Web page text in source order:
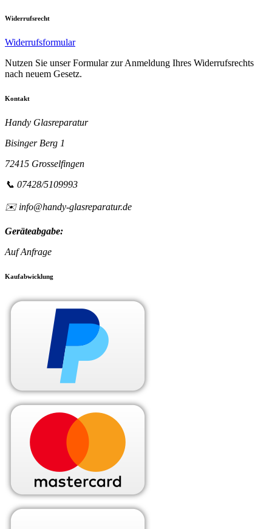
Widerrufsrecht
Widerrufsformular
Nutzen Sie unser Formular zur Anmeldung Ihres Widerrufsrechts
nach neuem Gesetz.
Kontakt
Handy Glasreparatur
Bisinger Berg 1
72415 Grosselfingen
📞 07428/5109993
✉️ info@handy-glasreparatur.de
Geräteabgabe:
Auf Anfrage
Kaufabwicklung